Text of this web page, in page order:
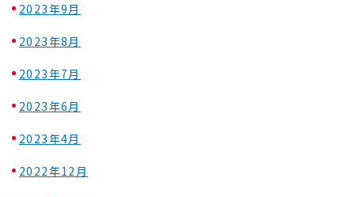
2023年9月
2023年8月
2023年7月
2023年6月
2023年4月
2022年12月